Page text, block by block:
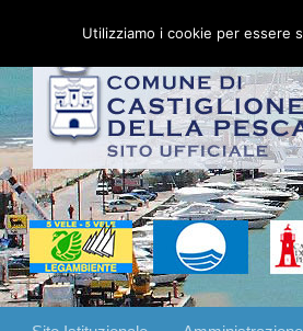
Utilizziamo i cookie per essere